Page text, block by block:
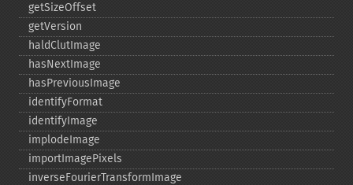
getSizeOffset
getVersion
haldClutImage
hasNextImage
hasPreviousImage
identifyFormat
identifyImage
implodeImage
importImagePixels
inverseFourierTransformImage